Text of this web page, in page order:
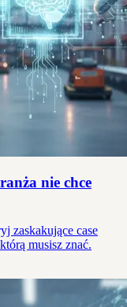
nie chce
zaskakujące case
musisz znać.